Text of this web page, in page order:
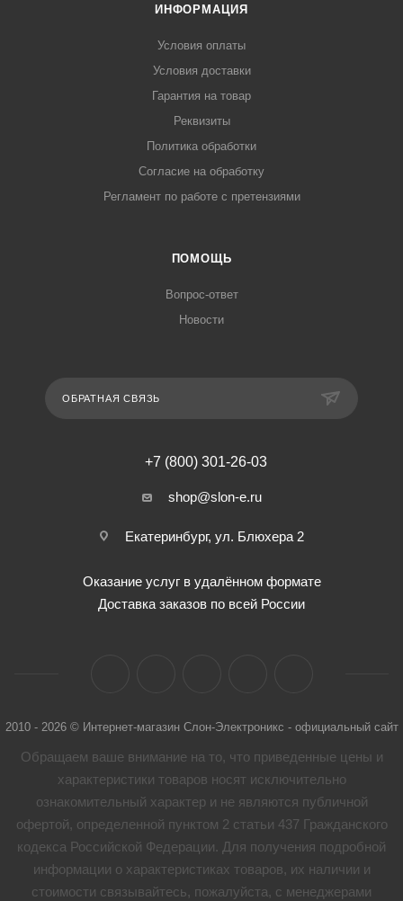
ИНФОРМАЦИЯ
Условия оплаты
Условия доставки
Гарантия на товар
Реквизиты
Политика обработки
Согласие на обработку
Регламент по работе с претензиями
ПОМОЩЬ
Вопрос-ответ
Новости
ОБРАТНАЯ СВЯЗЬ
+7 (800) 301-26-03
shop@slon-e.ru
Екатеринбург, ул. Блюхера 2
Оказание услуг в удалённом формате
Доставка заказов по всей России
2010 - 2026 © Интернет-магазин Слон-Электроникс - официальный сайт
Обращаем ваше внимание на то, что приведенные цены и
характеристики товaров носят исключительно
ознакомительный характер и не являются публичной
офертой, определенной пунктом 2 статьи 437 Гражданского
кодекса Российской Федерации. Для получения подробной
информации о характеристиках товaров, их наличии и
стоимости связывайтесь, пожалуйста, с менеджерами